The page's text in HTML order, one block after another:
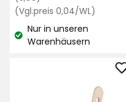
€
Preis
€
(Vgl.preis 0,04/WL)
Lagerbestand:
Nur in unseren
Warenhäusern